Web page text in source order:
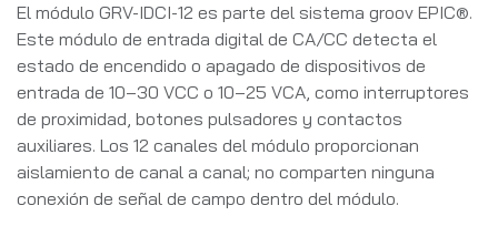
El módulo GRV-IDCI-12 es parte del sistema groov EPIC®.
Este módulo de entrada digital de CA/CC detecta el
estado de encendido o apagado de dispositivos de
entrada de 10–30 VCC o 10–25 VCA, como interruptores
de proximidad, botones pulsadores y contactos
auxiliares. Los 12 canales del módulo proporcionan
aislamiento de canal a canal; no comparten ninguna
conexión de señal de campo dentro del módulo.